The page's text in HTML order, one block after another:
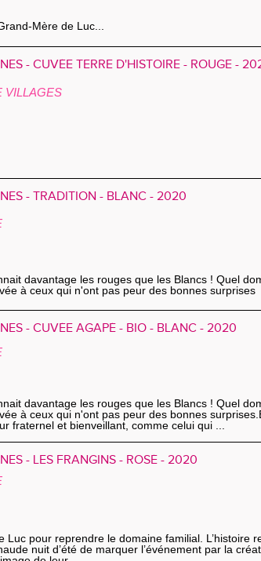
Mère de Luc...
- CUVÉE TERRE D'HISTOIRE - ROUGE -
VILLAGES
- TRADITION - BLANC - 2020
davantage les rouges que les Blancs ! Quel
à ceux qui n'ont pas peur des bonnes
- CUVÉE AGAPÉ - BIO - BLANC - 2020
davantage les rouges que les Blancs ! Quel
à ceux qui n'ont pas peur des bonnes
fraternel et bienveillant, comme celui qui ...
- LES FRANGINS - ROSÉ - 2020
Luc pour reprendre le domaine familial. L’histoire
nuit d’été de marquer l’événement par la